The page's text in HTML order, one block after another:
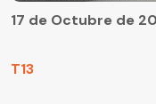
T13
17 de Octubre de